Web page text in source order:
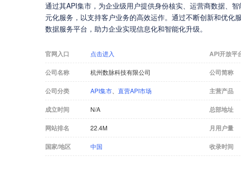
通过其API集市，为企业级用户提供身份核实、运营商数据、
元化服务，以支持客户业务的高效运作。通过不断创新和优化
数据服务平台，助力企业实现信息化和智能化升级。
官网入口 点击进入 API开放平
公司名称 杭州数脉科技有限公司 公司简称
公司分类 API集市 直营API市场 主营产品
成立时间 N/A 总部地址
网站排名 22.4M 月用户量
国家/地区 中国 收录时间